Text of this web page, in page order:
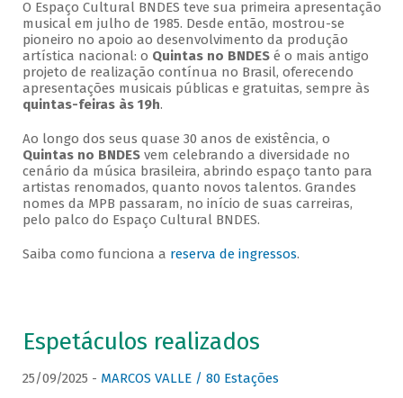
O Espaço Cultural BNDES teve sua primeira apresentação
musical em julho de 1985. Desde então, mostrou-se
pioneiro no apoio ao desenvolvimento da produção
artística nacional: o Quintas no BNDESé o mais antigo
projeto de realização contínua no Brasil, oferecendo
apresentações musicais públicas e gratuitas, sempre às
quintas-feiras às 19h.
Ao longo dos seus quase 30 anos de existência, o
Quintas no BNDESvem celebrando a diversidade no
cenário da música brasileira, abrindo espaço tanto para
artistas renomados, quanto novos talentos. Grandes
nomes da MPB passaram, no início de suas carreiras,
pelo palco do Espaço Cultural BNDES.
Saiba como funciona a reserva de ingressos.
Espetáculos realizados
25/09/2025 - MARCOS VALLE / 80 Estações